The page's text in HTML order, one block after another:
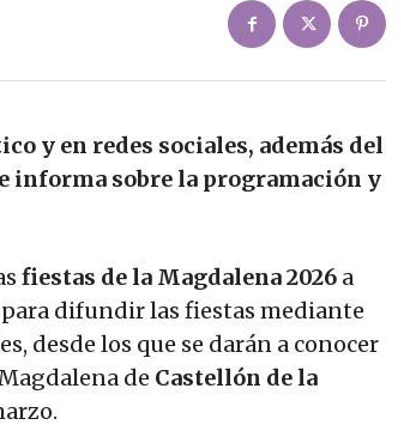
y en redes sociales, además del
informa sobre la programación y
fiestas de la Magdalena 2026 a
difundir las fiestas mediante
desde los que se darán a conocer
de Castellón de la